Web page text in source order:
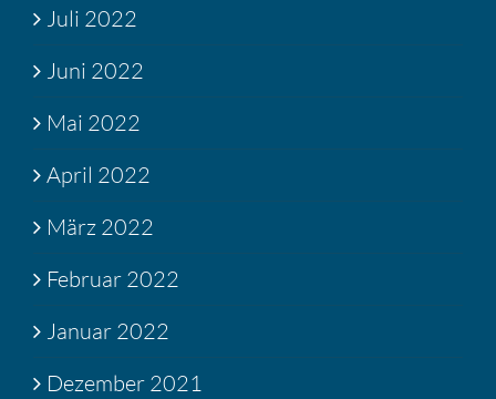
Juli 2022
Juni 2022
Mai 2022
April 2022
März 2022
Februar 2022
Januar 2022
Dezember 2021